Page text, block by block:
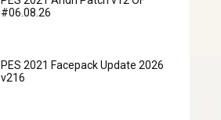
#06.08.26
PES 2021 Facepack Update 2026
v216